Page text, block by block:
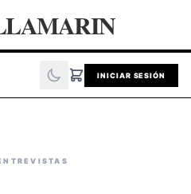
INICIAR SESIÓN